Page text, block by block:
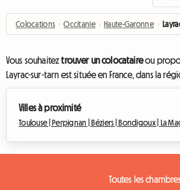
Colocations › Occitanie › Haute-Garonne ›
Vous souhaiteztrouver un colocataireou
Layrac-sur-tarn est située en France, dans la
Villes à proximité
Toulouse | Perpignan | Béziers | Bondigoux | La
Toutes les